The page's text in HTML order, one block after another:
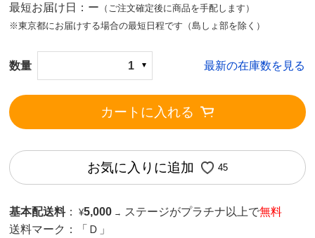
最短お届け日：ー （ご注文確定後に商品を手配します）
※東京都にお届けする場合の最短日程です（島しょ部を除く）
数量 1 最新の在庫数を見る
カートに入れる
お気に入りに追加 45
基本配送料 ： ¥5,000 → ステージがプラチナ以上で無料
送料マーク：
「Ｄ」